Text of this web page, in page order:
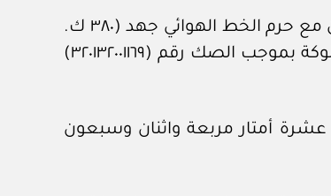
أولا: الموافقة على البدء بإجراءات نزع ملكية أجزاء من الأرضين الواقعتين في مدينة مكة المكرمة، المتداخلتين مع حرم الخط الهوائي جهد (٣٨٠ ك.
ف)، الذي يربط محطة الضغط العالي بمكة المكرمة بمحطة الحرمين (١)، وفقا للآتي: ١- جزء من الأرض المملوكة بموجب الصك رقم (٣٢٠١٣٢٠٠١١٦٩)
من الأرض المملوكة بموجب الصك رقم (٥٢٠١٣٢٠٠١١٧١) وتاريخ ٩ / ٦ / ١٤٤٤هـ، بمساحة مقدارها (١٠,٧٢م٢) عشرة أمتار مربعة واثنان وسبعون